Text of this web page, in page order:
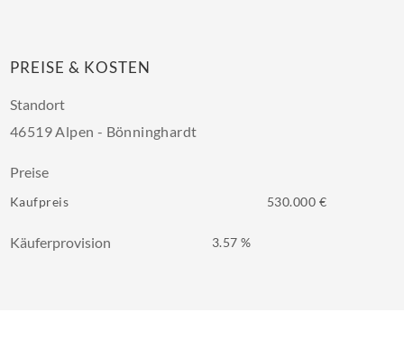
PREISE & KOSTEN
Standort
46519 Alpen - Bönninghardt
Preise
Kaufpreis 530.000 €
Käuferprovision 3.57 %